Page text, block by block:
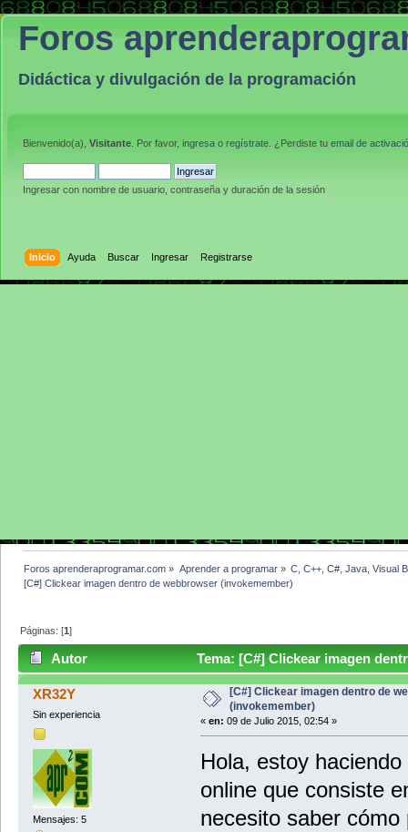
Foros
Didáctica y divulgación de la programación
Bienvenido(a), Visitante . Por favor, ingresa o regístrate . ¿Perdiste tu email de
Ingresar con nombre de usuario, contraseña y duración de la sesión
Inicio Ayuda Buscar Ingresar Registrarse
Foros aprenderaprogramar.com » Aprender a programar» C, C++, C#, Java, Visual
[C#] Clickear imagen dentro de webbrowser (invokemember)
Páginas: [1]
Autor
Tema: [C#] Clickear imagen
veces)
XR32Y
Sin experiencia
Mensajes: 5
[C#] Clickear imagen dentro de
(invokemember)
« en: 09 de Julio 2015, 02:54 »
Hola, estoy
online que consiste
necesito saber